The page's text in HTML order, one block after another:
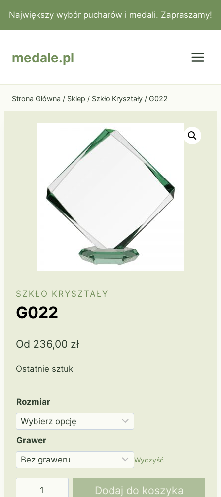
do
treści
Największy wybór pucharów i medali. Zapraszamy!
medale.pl
Strona Główna / Sklep / Szkło Kryształy / G022
SZKŁO KRYSZTAŁY
G022
Od 236,00 zł
Ostatnie sztuki
Rozmiar
Grawer
Wyczyść
Dodaj do koszyka